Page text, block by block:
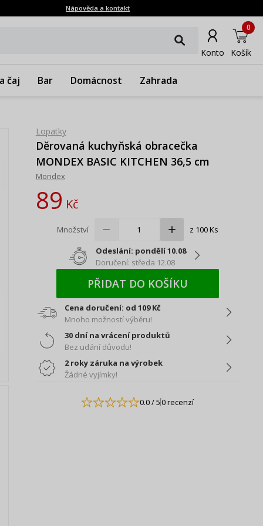
Nápověda a kontakt
Konto Košík
0
čaj Bar Domácnost Zahrada
Lopatky
Děrovaná kuchyňská obracečka
MONDEX BASIC KITCHEN 36,5 cm
Mondex
89Kč
Množství z 100 Ks
Odeslání: pondělí 10.08
Doručení: středa 12.08
PŘIDAT DO KOŠÍKU
Cena doručení: od 109 Kč
Mnoho možností výběru!
30 dní na vrácení produktů
Bez udání důvodu!
2 roky záruka na výrobek
Žádné vyjímky!
0.0/ 50 recenzí